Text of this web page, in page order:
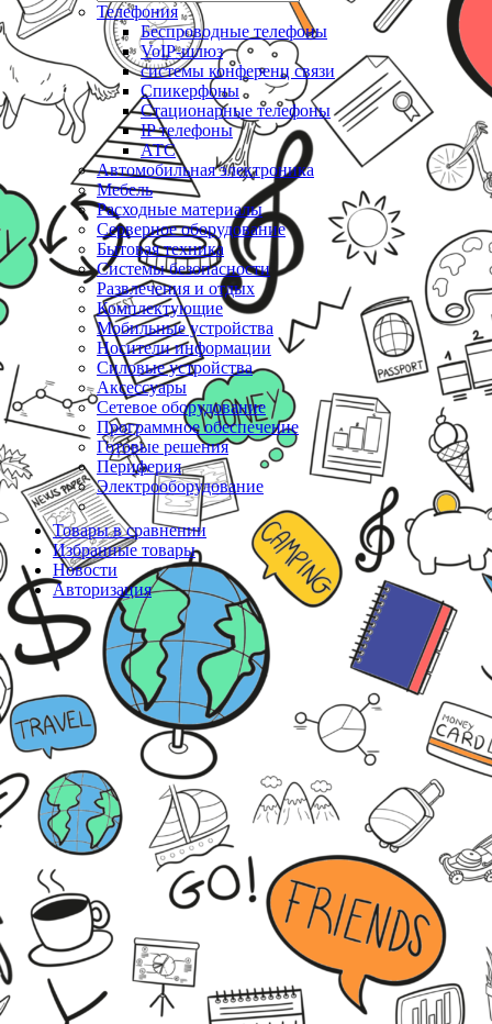
Телефония
Беспроводные телефоны
VoIP-шлюз
системы конференц связи
Спикерфоны
Стационарные телефоны
IP телефоны
АТС
Автомобильная электроника
Мебель
Расходные материалы
Серверное оборудование
Бытовая техника
Системы безопасности
Развлечения и отдых
Комплектующие
Мобильные устройства
Носители информации
Силовые устройства
Аксессуары
Сетевое оборудование
Программное обеспечение
Готовые решения
Периферия
Электрооборудование
Товары в сравнении
Избранные товары
Новости
Авторизация